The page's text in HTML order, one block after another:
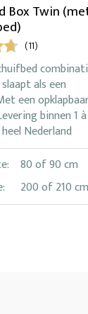
Box Twin
(11)
als een
een
binnen 1
Nederland
80 of 90 cm
200 of 210 cm